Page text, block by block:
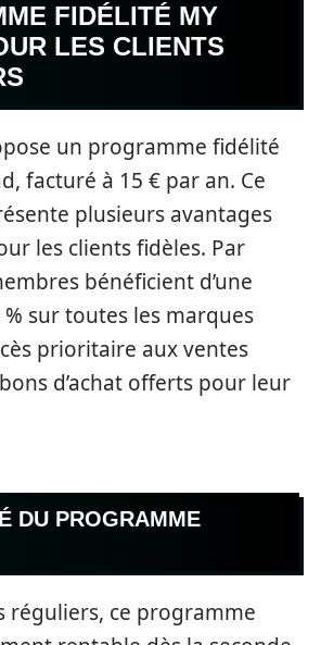
FIDÉLITÉ MY
LES CLIENTS
un programme fidélité
facturé à 15 € par an. Ce
plusieurs avantages
les clients fidèles. Par
bénéficient d’une
sur toutes les marques
prioritaire aux ventes
d’achat offerts pour leur
DU PROGRAMME
réguliers, ce programme